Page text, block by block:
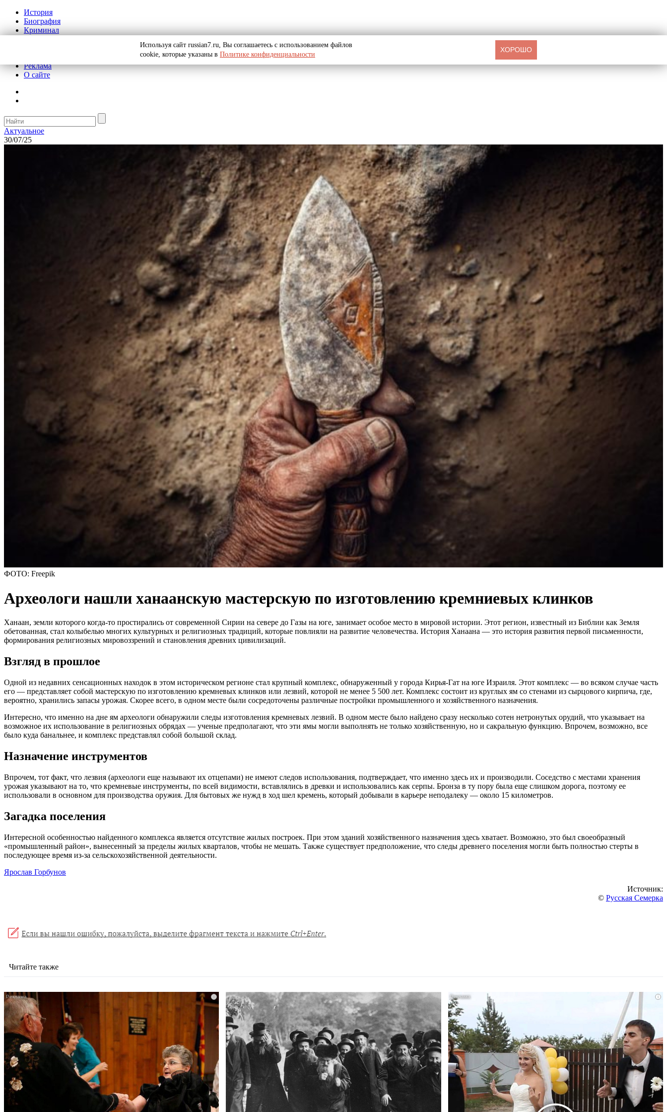
История
Биография
Криминал
Реклама
О сайте
Актуальное
30/07/25
ФОТО: Freepik
Археологи нашли ханаанскую мастерскую по изготовлению кремниевых клинков
Ханаан, земли которого когда-то простирались от современной Сирии на севере до Газы на юге, занимает особое место в мировой истории. Этот регион, известный из Библии как Земля
обетованная, стал колыбелью многих культурных и религиозных традиций, которые повлияли на развитие человечества. История Ханаана — это история развития первой письменности,
формирования религиозных мировоззрений и становления древних цивилизаций.
Взгляд в прошлое
Одной из недавних сенсационных находок в этом историческом регионе стал крупный комплекс, обнаруженный у города Кирья-Гат на юге Израиля. Этот комплекс — во всяком случае часть
его — представляет собой мастерскую по изготовлению кремневых клинков или лезвий, которой не менее 5 500 лет. Комплекс состоит из круглых ям со стенами из сырцового кирпича, где,
вероятно, хранились запасы урожая. Скорее всего, в одном месте были сосредоточены различные постройки промышленного и хозяйственного назначения.
Интересно, что именно на дне ям археологи обнаружили следы изготовления кремневых лезвий. В одном месте было найдено сразу несколько сотен нетронутых орудий, что указывает на
возможное их использование в религиозных обрядах — ученые предполагают, что эти ямы могли выполнять не только хозяйственную, но и сакральную функцию. Впрочем, возможно, все
было куда банальнее, и комплекс представлял собой большой склад.
Назначение инструментов
Впрочем, тот факт, что лезвия (археологи еще называют их отцепами) не имеют следов использования, подтверждает, что именно здесь их и производили. Соседство с местами хранения
урожая указывают на то, что кремневые инструменты, по всей видимости, вставлялись в древки и использовались как серпы. Бронза в ту пору была еще слишком дорога, поэтому ее
использовали в основном для производства оружия. Для бытовых же нужд в ход шел кремень, который добывали в карьере неподалеку — около 15 километров.
Загадка поселения
Интересной особенностью найденного комплекса является отсутствие жилых построек. При этом зданий хозяйственного назначения здесь хватает. Возможно, это был своеобразный
«промышленный район», вынесенный за пределы жилых кварталов, чтобы не мешать. Также существует предположение, что следы древнего поселения могли быть полностью стерты в
последующее время из-за сельскохозяйственной деятельности.
Ярослав Горбунов
Источник:
© Русская Семерка
Читайте также
i i
Используя сайт russian7.ru, Вы соглашаетесь с использованием файлов
cookie, которые указаны в Политике конфиденциальности
ХОРОШО